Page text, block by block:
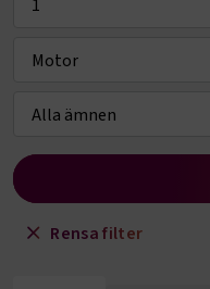
Välj bransch
Välj ämne
Rensa filter